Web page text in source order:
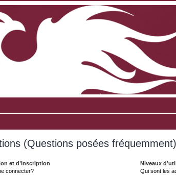
(Questions posées fréquemment)
et d’inscription
connecter?
Niveaux
Qui sont les